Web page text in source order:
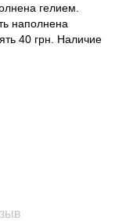
гелием.
наполнена
40 грн. Наличие